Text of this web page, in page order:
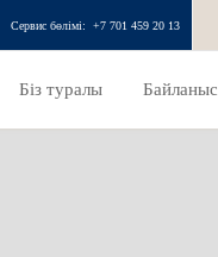
Сервис бөлімі: +7 701 459 20 13
Біз туралы Байланыс